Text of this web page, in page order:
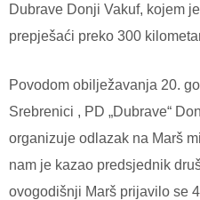
Dubrave Donji Vakuf, kojem
prepješaći preko 300
Povodom obilježavanja 20.
Srebrenici , PD „Dubrave“
organizuje odlazak na Marš
nam je kazao predsjednik
ovogodišnji Marš prijavilo se